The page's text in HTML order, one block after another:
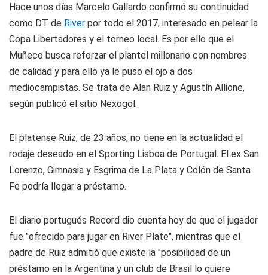
Hace unos días Marcelo Gallardo confirmó su continuidad
como DT de River por todo el 2017, interesado en pelear la
Copa Libertadores y el torneo local. Es por ello que el
Muñeco busca reforzar el plantel millonario con nombres
de calidad y para ello ya le puso el ojo a dos
mediocampistas. Se trata de Alan Ruiz y Agustín Allione,
según publicó el sitio Nexogol.
El platense Ruiz, de 23 años, no tiene en la actualidad el
rodaje deseado en el Sporting Lisboa de Portugal. El ex San
Lorenzo, Gimnasia y Esgrima de La Plata y Colón de Santa
Fe podría llegar a préstamo.
El diario portugués Record dio cuenta hoy de que el jugador
fue "ofrecido para jugar en River Plate", mientras que el
padre de Ruiz admitió que existe la "posibilidad de un
préstamo en la Argentina y un club de Brasil lo quiere